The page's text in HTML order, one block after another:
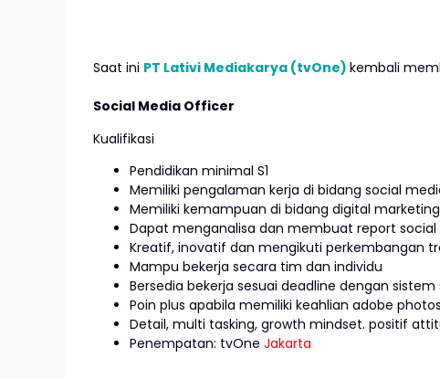
Saat ini PT Lativi Mediakarya (tvOne) kembali
Social Media Officer
Kualifikasi
Pendidikan minimal S1
Memiliki pengalaman kerja di bidang social
Memiliki kemampuan di bidang digital
Dapat menganalisa dan membuat report
Kreatif, inovatif dan mengikuti perkembangan
Mampu bekerja secara tim dan individu
Bersedia bekerja sesuai deadline dengan
Poin plus apabila memiliki keahlian adobe
Detail, multi tasking, growth mindset. positif
Penempatan: tvOne Jakarta